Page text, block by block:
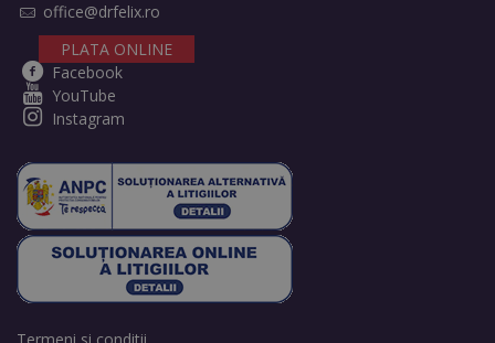
office@drfelix.ro
PLATA ONLINE
Facebook
YouTube
Instagram